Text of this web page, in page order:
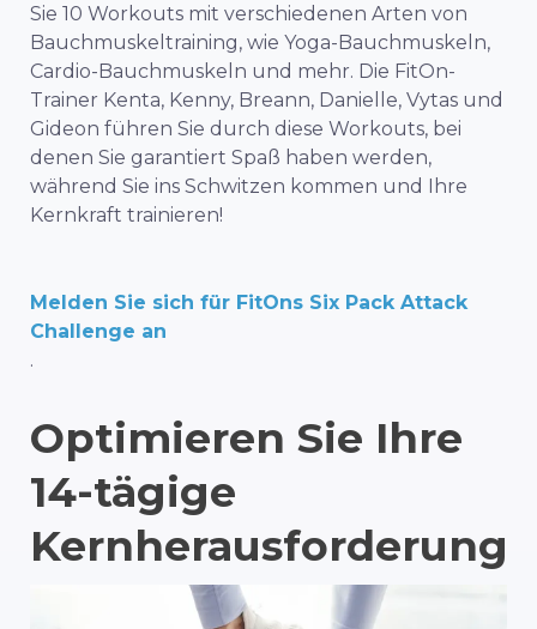
Sie 10 Workouts mit verschiedenen Arten von
Bauchmuskeltraining, wie Yoga-Bauchmuskeln,
Cardio-Bauchmuskeln und mehr. Die FitOn-
Trainer Kenta, Kenny, Breann, Danielle, Vytas und
Gideon führen Sie durch diese Workouts, bei
denen Sie garantiert Spaß haben werden,
während Sie ins Schwitzen kommen und Ihre
Kernkraft trainieren!
Melden Sie sich für FitOns Six Pack Attack
Challenge an
.
Optimieren Sie Ihre
14-tägige
Kernherausforderung